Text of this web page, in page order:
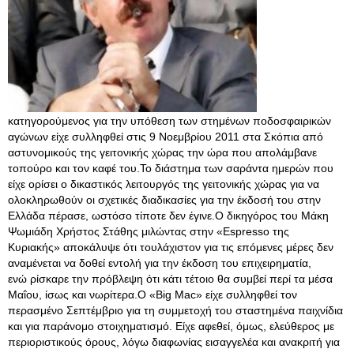
κατηγορούμενος για την υπόθεση των στημένων ποδοσφαιρικών
αγώνων είχε συλληφθεί στις 9 Νοεμβρίου 2011 στα Σκόπια από
αστυνομικούς της γειτονικής χώρας την ώρα που απολάμβανε
τοπούρο και τον καφέ του.Το διάστημα των σαράντα ημερών που
είχε ορίσει ο δικαστικός λειτουργός της γειτονικής χώρας για να
ολοκληρωθούν οι σχετικές διαδικασίες για την έκδοσή του στην
Ελλάδα πέρασε, ωστόσο τίποτε δεν έγινε.Ο δικηγόρος του Μάκη
Ψωμιάδη Χρήστος Στάθης μιλώντας στην «Espresso της
Κυριακής» αποκάλυψε ότι τουλάχιστον για τις επόμενες μέρες δεν
αναμένεται να δοθεί εντολή για την έκδοση του επιχειρηματία,
ενώ ρίσκαρε την πρόβλεψη ότι κάτι τέτοιο θα συμβεί περί τα μέσα
Μαΐου, ίσως και νωρίτερα.Ο «Big Mac» είχε συλληφθεί τον
περασμένο Σεπτέμβριο για τη συμμετοχή του σταστημένα παιχνίδια
και για παράνομο στοιχηματισμό. Είχε αφεθεί, όμως, ελεύθερος με
περιοριστικούς όρους, λόγω διαφωνίας εισαγγελέα και ανακριτή για